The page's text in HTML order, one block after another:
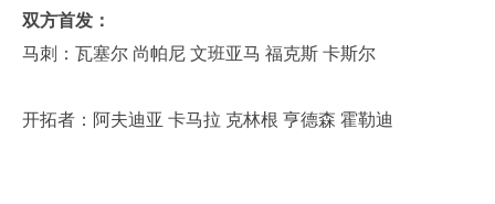
双方首发：
马刺：瓦塞尔 尚帕尼 文班亚马 福克斯 卡斯尔
开拓者：阿夫迪亚 卡马拉 克林根 亨德森 霍勒迪